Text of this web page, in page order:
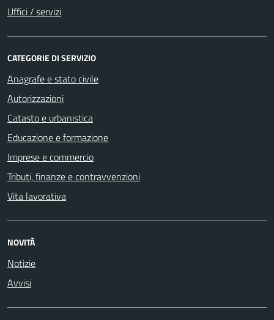
Uffici / servizi
CATEGORIE DI SERVIZIO
Anagrafe e stato civile
Autorizzazioni
Catasto e urbanistica
Educazione e formazione
Imprese e commercio
Tributi, finanze e contravvenzioni
Vita lavorativa
NOVITÀ
Notizie
Avvisi